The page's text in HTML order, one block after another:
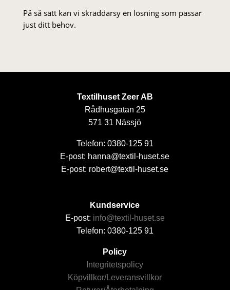
På så sätt kan vi skräddarsy en lösning som passar
just ditt behov.
Textilhuset Zeer AB
Rådhusgatan 25
571 31 Nässjö
Telefon: 0380-125 91
E-post: hanna@textil-huset.se
E-post: robert@textil-huset.se
Kundservice
E-post: info@textil-huset.se
Telefon: 0380-125 91
Policy
Integritetspolicy
Köpvillkor/Leveransvillkor